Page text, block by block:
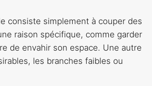
consiste simplement à couper des
raison spécifique, comme garder
de envahir son espace. Une autre
les branches faibles ou